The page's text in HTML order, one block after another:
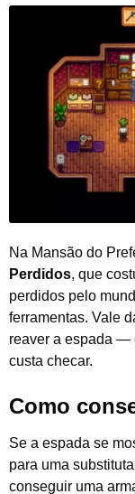
Na Mansão do
Perdidos, que
perdidos pelo
ferramentas. Vale
reaver a espada —
custa checar.
Como
Se a espada se
para uma
conseguir uma